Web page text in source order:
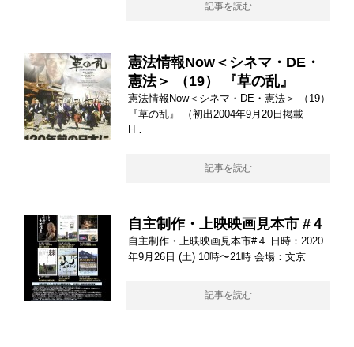
記事を読む
憲法情報Now＜シネマ・DE・
憲法＞ （19） 『草の乱』
憲法情報Now＜シネマ・DE・憲法＞ （19）
『草の乱』 （初出2004年9月20日掲載
H．
記事を読む
自主制作・上映映画見本市 #４
自主制作・上映映画見本市#４ 日時：2020
年9月26日 (土) 10時〜21時 会場：文京
記事を読む